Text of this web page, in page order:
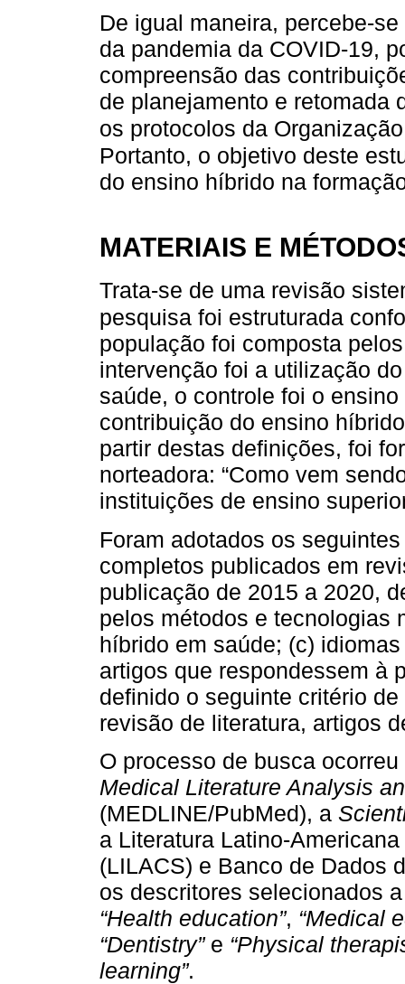
De igual maneira, percebe-
da pandemia da COVID-19,
compreensão das
de planejamento e retomada
os protocolos da
Portanto, o objetivo deste
do ensino híbrido na
MATERIAIS E
Trata-se de uma revisão
pesquisa foi estruturada
população foi composta
intervenção foi a utilização
saúde, o controle foi o
contribuição do ensino
partir destas definições, foi
norteadora: “Como vem
instituições de ensino
Foram adotados os
completos publicados em
publicação de 2015 a 2020,
pelos métodos e tecnologias
híbrido em saúde; (c)
artigos que respondessem à
definido o seguinte critério
revisão de literatura, artigos
O processo de busca
Medical Literature Analysis
(MEDLINE/PubMed), a
a Literatura Latino-
(LILACS) e Banco de Dados
os descritores selecionados
“Health education”, “Medical
“Dentistry”e “Physical
learning”.